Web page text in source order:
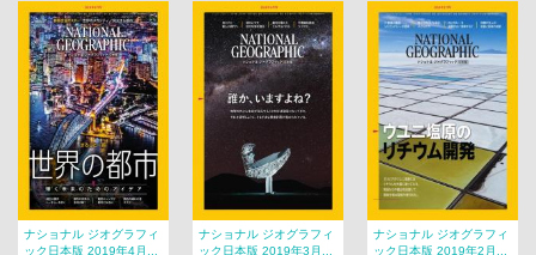
ナショナル ジオグラフィ
ック日本版 2019年4月...
ナショナル ジオグラフィ
ック日本版 2019年3月...
ナショナル ジオグラフィ
ック日本版 2019年2月...